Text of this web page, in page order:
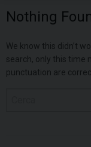
Nothing
We know this didn’t
search, only this time
punctuation are